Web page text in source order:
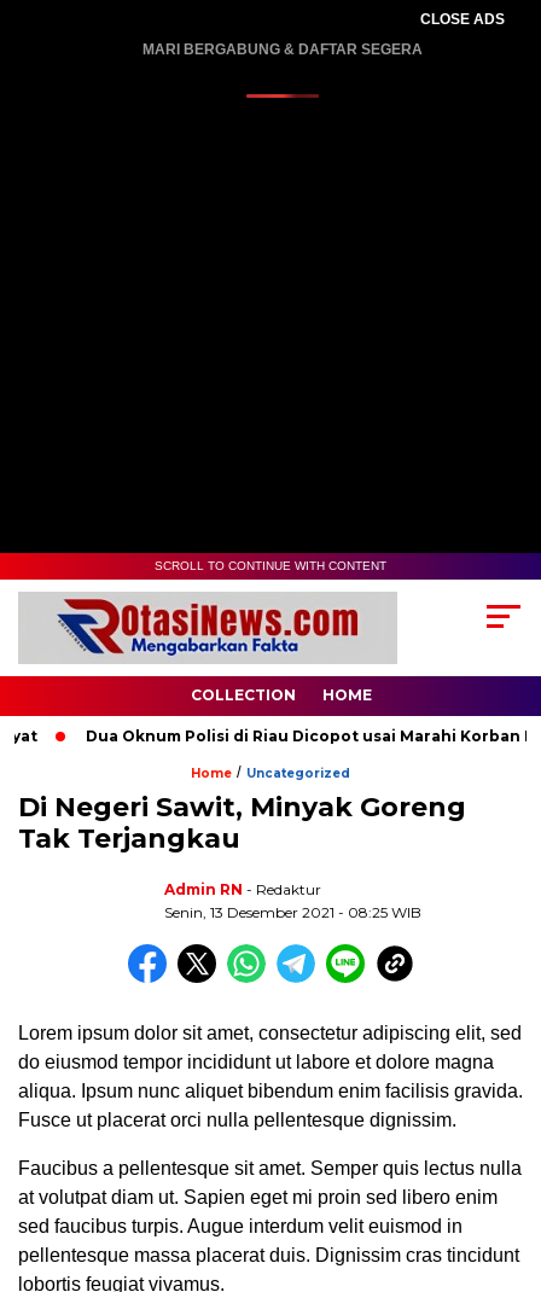
CLOSE ADS
MARI BERGABUNG & DAFTAR SEGERA
SCROLL TO CONTINUE WITH CONTENT
COLLECTION HOME
Dua Oknum Polisi di Riau Dicopot usai Marahi Korban
Home / Uncategorized
Di Negeri Sawit, Minyak Goreng
Tak Terjangkau
Admin RN - Redaktur
Senin, 13 Desember 2021 - 08:25 WIB
Lorem ipsum dolor sit amet, consectetur adipiscing elit, sed
do eiusmod tempor incididunt ut labore et dolore magna
aliqua. Ipsum nunc aliquet bibendum enim facilisis gravida.
Fusce ut placerat orci nulla pellentesque dignissim.
Faucibus a pellentesque sit amet. Semper quis lectus nulla
at volutpat diam ut. Sapien eget mi proin sed libero enim
sed faucibus turpis. Augue interdum velit euismod in
pellentesque massa placerat duis. Dignissim cras tincidunt
lobortis feugiat vivamus.